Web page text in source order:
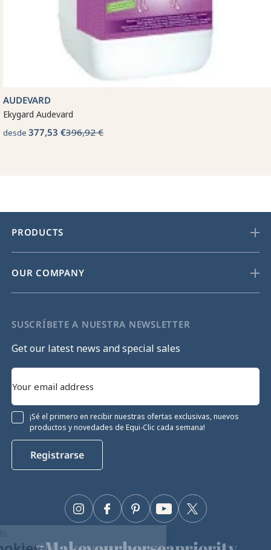
AUDEVARD
Ekygard Audevard
desde 377,53 €396,92 €
PRODUCTS
OUR COMPANY
SUSCRÍBETE A NUESTRA NEWSLETTER
Get our latest news and special sales
¡Sé el primero en recibir nuestras ofertas exclusivas, nuevos
productos y novedades de Equi-Clic cada semana!
Registrarse
Facebook Twitter
YouTube
Pinterest
Instagram